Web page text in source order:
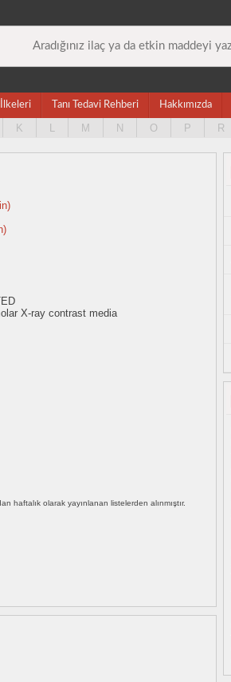
İlkeleri Tanı Tedavi Rehberi Hakkımızda
K L M N O P R
X-ray contrast media
haftalık olarak yayınlanan listelerden alınmıştır.